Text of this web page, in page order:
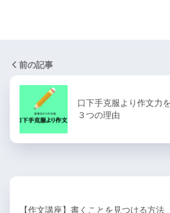
前の記事
口下手克服より作文力
３つの理由
【作文講座】書くことを見つける方法